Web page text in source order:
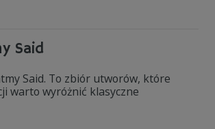
Said
Said. To zbiór utworów, które
warto wyróżnić klasyczne